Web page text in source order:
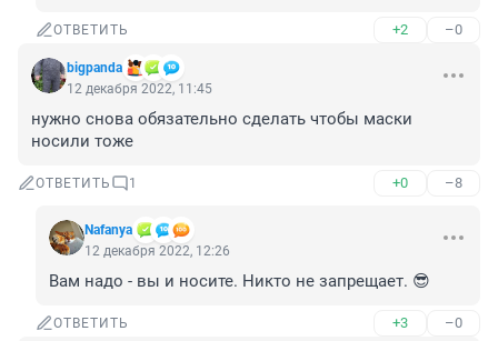
ОТВЕТИТЬ +2 –0
bigpanda
12 декабря 2022, 11:45
нужно снова обязательно сделать чтобы маски
носили тоже
ОТВЕТИТЬ 1 +0 –8
Nafanya
12 декабря 2022, 12:26
Вам надо - вы и носите. Никто не запрещает. 😎
ОТВЕТИТЬ +3 –0